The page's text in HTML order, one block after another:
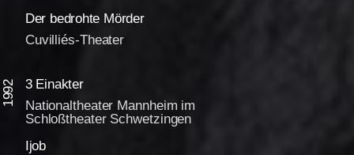
Der bedrohte Mörder
Cuvilliés-Theater
1992
3 Einakter
Nationaltheater Mannheim im
Schloßtheater Schwetzingen
Ijob